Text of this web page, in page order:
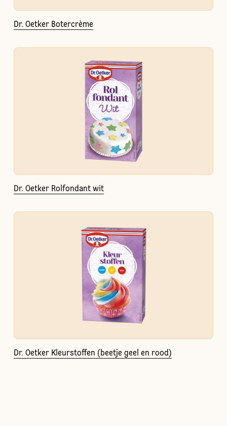
Dr. Oetker Botercrème
Dr. Oetker Rolfondant wit
Dr. Oetker Kleurstoffen (beetje geel en rood)